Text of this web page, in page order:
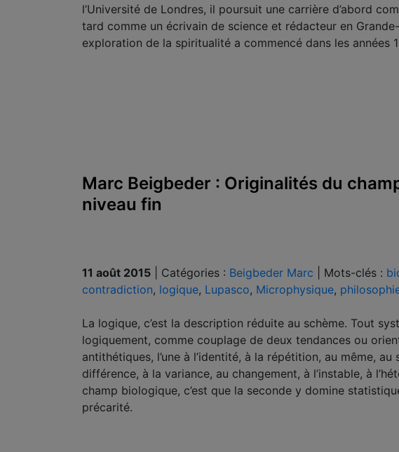
l’Université de Londres, il poursuit une carrière d’abord
tard comme un écrivain de science et rédacteur en
exploration de la spiritualité a commencé dans les années
Marc Beigbeder : Originalités du
niveau fin
11 août 2015 Catégories : Beigbeder Marc Mots-clés :
contradiction, logique, Lupasco, Microphysique,
La logique, c’est la description réduite au schème. Tout
logiquement, comme couplage de deux tendances ou
antithétiques, l’une à l’identi­té, à la répétition, au même, au
différence, à la va­riance, au changement, à l’instable, à
champ biologique, c’est que la seconde y domine
précarité.